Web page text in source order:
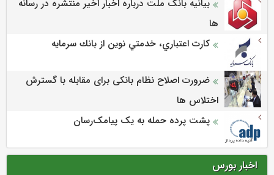
بیانیه بانک ملت درباره اخبار اخیر منتشره در رسانه
ها
كارت اعتباري، خدمتي نوين از بانك سرمايه
ضرورت اصلاح نظام بانکی برای مقابله با گسترش
اختلاس ها
پشت پرده حمله به یک پیامک‌رسان
اخبار بورس